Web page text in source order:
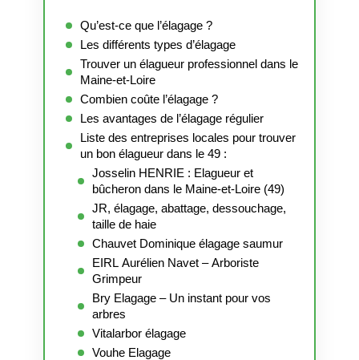
Qu’est-ce que l’élagage ?
Les différents types d’élagage
Trouver un élagueur professionnel dans le
Maine-et-Loire
Combien coûte l’élagage ?
Les avantages de l’élagage régulier
Liste des entreprises locales pour trouver
un bon élagueur dans le 49 :
Josselin HENRIE : Elagueur et
bûcheron dans le Maine-et-Loire (49)
JR, élagage, abattage, dessouchage,
taille de haie
Chauvet Dominique élagage saumur
EIRL Aurélien Navet – Arboriste
Grimpeur
Bry Elagage – Un instant pour vos
arbres
Vitalarbor élagage
Vouhe Elagage